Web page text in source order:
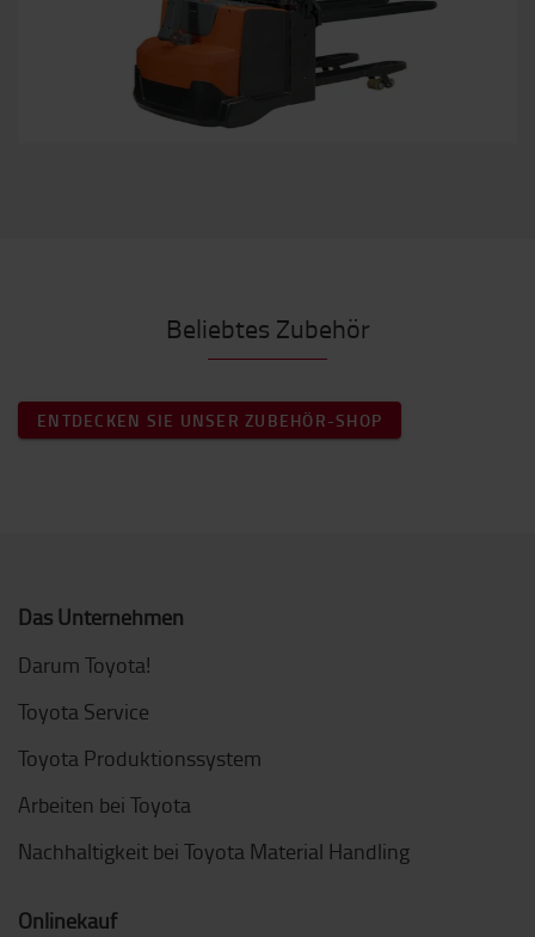
Beliebtes Zubehör
ENTDECKEN SIE UNSER ZUBEHÖR-SHOP
Das Unternehmen
Darum Toyota!
Toyota Service
Toyota Produktionssystem
Arbeiten bei Toyota
Nachhaltigkeit bei Toyota Material Handling
Onlinekauf